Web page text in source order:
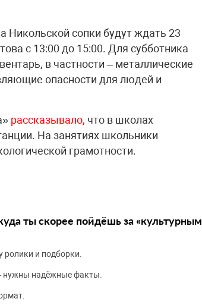
Никольской сопки будут ждать 23
с 13:00 до 15:00. Для субботника
в частности – металлические
опасности для людей и
рассказывало, что в школах
На занятиях школьники
грамотности.
ты скорее пойдёшь за «культурным
ролики и подборки.
нужны надёжные факты.